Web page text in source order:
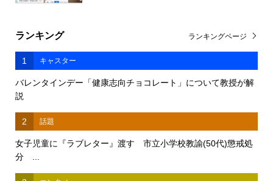
ランキング
1 キャスター
バレンタインデー「健康志向チョコレート」について教授が解
説
2 話題
女子児童に『ラブレター』渡す 市立小学校教諭(50代)懲戒処
分 ...
ランキングページ